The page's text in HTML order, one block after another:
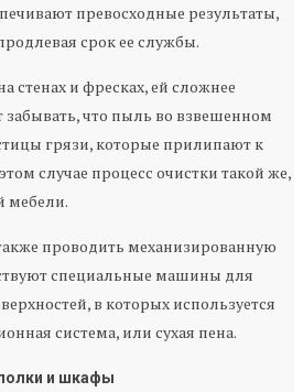
превосходные результаты,
срок ее службы.
стенах и фресках, ей сложнее
забывать, что пыль во взвешенном
грязи, которые прилипают к
случае процесс очистки такой же,
мебели.
проводить механизированную
специальные машины для
в которых используется
система, или сухая пена.
и шкафы